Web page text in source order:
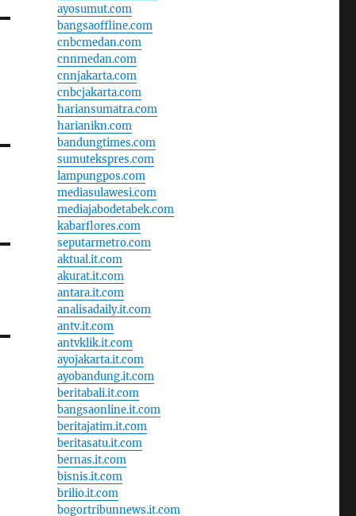
ayosumut.com
bangsaoffline.com
cnbcmedan.com
cnnmedan.com
cnnjakarta.com
cnbcjakarta.com
hariansumatra.com
harianikn.com
bandungtimes.com
sumutekspres.com
lampungpos.com
mediasulawesi.com
mediajabodetabek.com
kabarflores.com
seputarmetro.com
aktual.it.com
akurat.it.com
antara.it.com
analisadaily.it.com
antv.it.com
antvklik.it.com
ayojakarta.it.com
ayobandung.it.com
beritabali.it.com
bangsaonline.it.com
beritajatim.it.com
beritasatu.it.com
bernas.it.com
bisnis.it.com
brilio.it.com
bogortribunnews.it.com